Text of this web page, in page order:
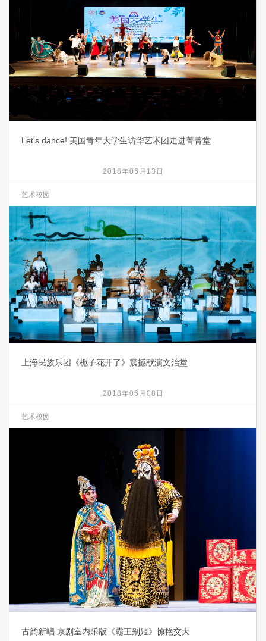
Let's dance! 美国青年大学生访华艺术团走进菁菁堂
2018年06月13日
艺术校园
上海民族乐团《栀子花开了》震撼献演文治堂
2018年06月08日
艺术校园
古韵新唱 京剧室内乐版《霸王别姬》惊艳交大